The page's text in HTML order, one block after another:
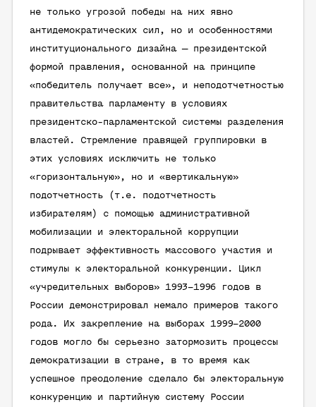
не только угрозой победы на них явно
антидемократических сил, но и особенностями
институционального дизайна — президентской
формой правления, основанной на принципе
«победитель получает все», и неподотчетностью
правительства парламенту в условиях
президентско-парламентской системы разделения
властей. Стремление правящей группировки в
этих условиях исключить не только
«горизонтальную», но и «вертикальную»
подотчетность (т.е. подотчетность
избирателям) с помощью административной
мобилизации и электоральной коррупции
подрывает эффективность массового участия и
стимулы к электоральной конкуренции. Цикл
«учредительных выборов» 1993–1996 годов в
России демонстрировал немало примеров такого
рода. Их закрепление на выборах 1999–2000
годов могло бы серьезно затормозить процессы
демократизации в стране, в то время как
успешное преодоление сделало бы электоральную
конкуренцию и партийную систему России